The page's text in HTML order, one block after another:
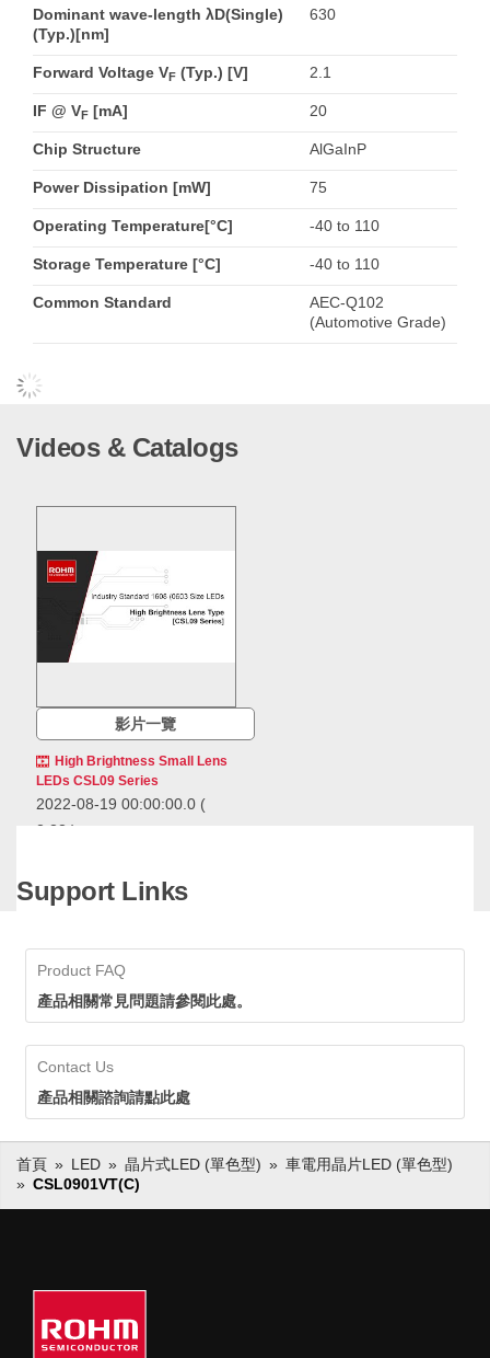
Dominant wave-length λD(Single)
(Typ.)[nm]
630
Forward Voltage VF (Typ.) [V] 2.1
IF @ VF [mA] 20
Chip Structure AlGaInP
Power Dissipation [mW] 75
Operating Temperature[°C] -40 to 110
Storage Temperature [°C] -40 to 110
Common Standard
AEC-Q102
(Automotive Grade)
Videos & Catalogs
影片一覽
High Brightness Small Lens
LEDs CSL09 Series
2022-08-19 00:00:00.0 (
2:33 )
LEDs with compact lens.
compact lens.
Standard Chip LEDs
(Mono-color type)
Support Links
Product FAQ
產品相關常見問題請參閱此處。
Contact Us
產品相關諮詢請點此處
首頁 LED 晶片式LED (單色型)
車電用晶片LED (單色型)
CSL0901VT(C)